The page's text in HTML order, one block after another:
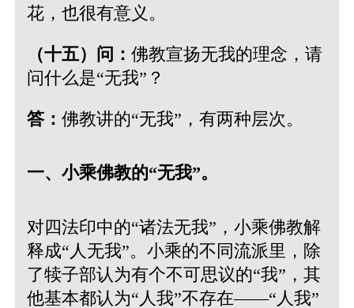
花，也很有意义。
（十五）问： 佛教宣扬无我的理念，请
问什么是“无我”？
答： 佛教讲的“无我”，有两种层次。
一、小乘佛教的“无我”。
对四法印中的“诸法无我”，小乘佛教解
释成“人无我”。小乘的不同流派里，除
了犊子部认为有个不可思议的“我”，其
他基本都认为“人我”不存在——“人我”